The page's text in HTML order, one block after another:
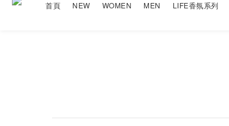
首頁 NEW WOMEN MEN LIFE香氛系列